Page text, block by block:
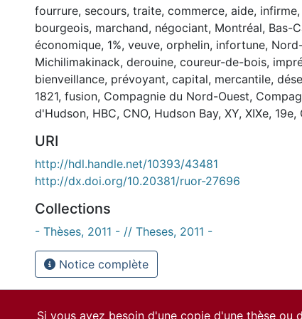
fourrure, secours, traite, commerce, aide, infirme,
bourgeois, marchand, négociant, Montréal, Bas-
économique, 1%, veuve, orphelin, infortune,
Michilimakinack, derouine, coureur-de-bois,
bienveillance, prévoyant, capital, mercantile,
1821, fusion, Compagnie du Nord-Ouest,
d'Hudson, HBC, CNO, Hudson Bay, XY, XIXe, 19e,
URI
http://hdl.handle.net/10393/43481
http://dx.doi.org/10.20381/ruor-27696
Collections
- Thèses, 2011 - // Theses, 2011 -
Notice complète
Si vous avez besoin d'une copie d'une thèse ou